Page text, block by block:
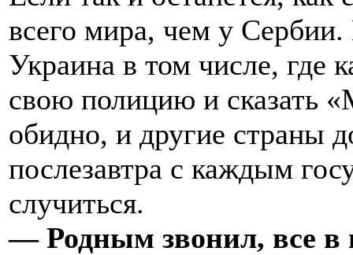
всего мира, чем у
Украина в том числе, где
свою полицию и сказать
обидно, и другие страны
послезавтра с каждым
случиться.
— Родным звонил, все в